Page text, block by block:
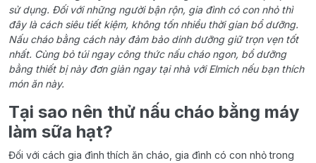
sử dụng. Đối với những người bận rộn, gia đình có con nhỏ thì
đây là cách siêu tiết kiệm, không tốn nhiều thời gian bổ dưỡng.
Nấu cháo bằng cách này đảm bảo dinh dưỡng giữ trọn vẹn tốt
nhất. Cùng bỏ túi ngay công thức nấu cháo ngon, bổ dưỡng
bằng thiết bị này đơn giản ngay tại nhà với Elmich nếu bạn thích
món ăn này.
Tại sao nên thử nấu cháo bằng máy
làm sữa hạt?
Đối với cách gia đình thích ăn cháo, gia đình có con nhỏ trong